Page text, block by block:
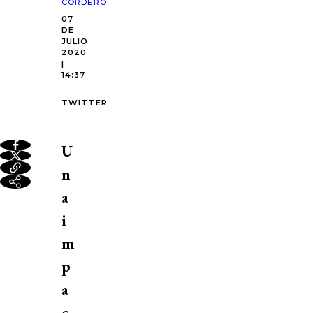
CORDERO
07
DE
JULIO
2020
|
14:37
TWITTER
U
n
a
i
m
p
a